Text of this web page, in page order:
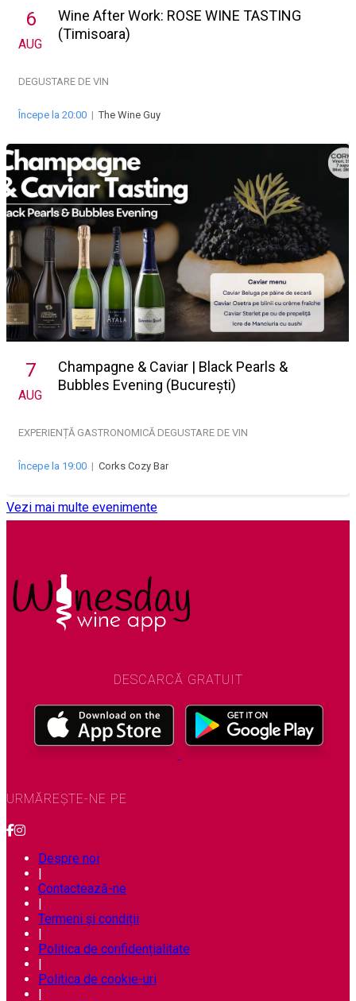
6
AUG
Wine After Work: ROSE WINE TASTING
(Timisoara)
DEGUSTARE DE VIN
Începe la 20:00 |The Wine Guy
7
AUG
Champagne & Caviar | Black Pearls &
Bubbles Evening (București)
EXPERIENȚĂ GASTRONOMICĂ DEGUSTARE DE VIN
Începe la 19:00 | Corks Cozy Bar
Vezi mai multe evenimente
DESCARCĂ GRATUIT
URMĂREȘTE-NE PE
Despre noi
Contactează-ne
Termeni și condiții
Politica de confidențialitate
Politica de cookie-uri